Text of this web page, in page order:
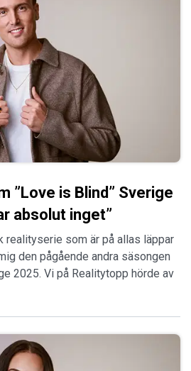
”Love is Blind” Sverige
absolut inget”
realityserie som är på allas läppar
den pågående andra säsongen
2025. Vi på Realitytopp hörde av